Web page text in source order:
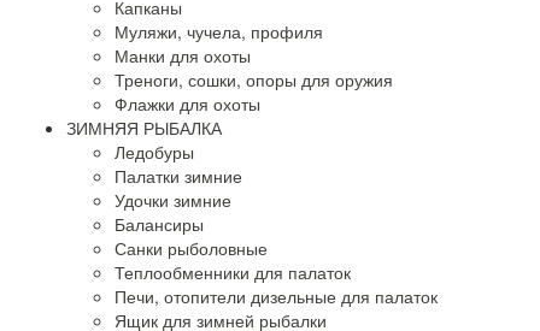
Капканы
Муляжи, чучела, профиля
Манки для охоты
Треноги, сошки, опоры для оружия
Флажки для охоты
ЗИМНЯЯ РЫБАЛКА
Ледобуры
Палатки зимние
Удочки зимние
Балансиры
Санки рыболовные
Теплообменники для палаток
Печи, отопители дизельные для палаток
Ящик для зимней рыбалки